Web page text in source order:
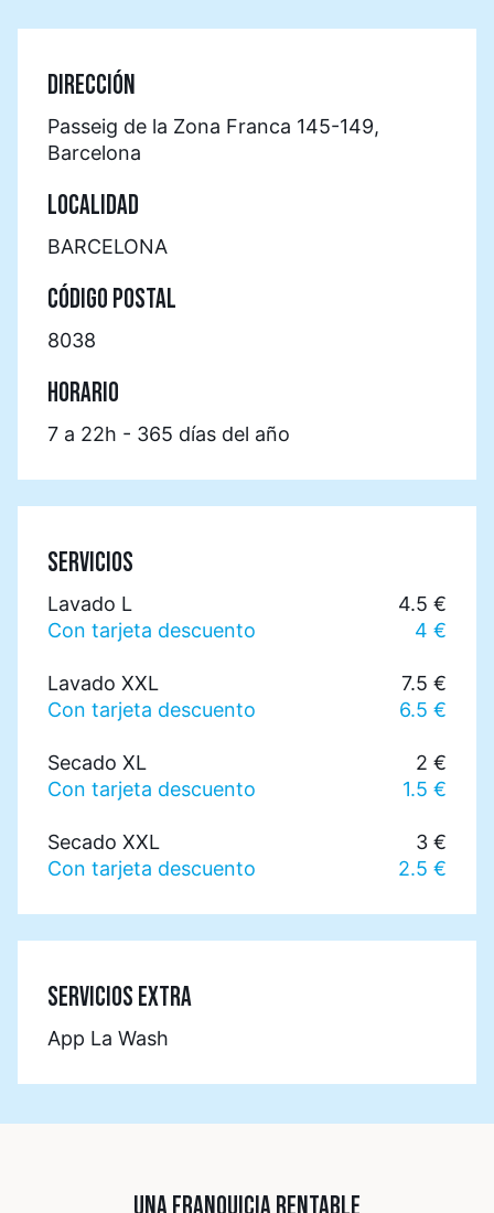
DIRECCIÓN
Passeig de la Zona Franca 145-149,
Barcelona
LOCALIDAD
BARCELONA
CÓDIGO POSTAL
8038
HORARIO
7 a 22h - 365 días del año
SERVICIOS
Lavado L
4.5 €
Con tarjeta descuento
4 €
Lavado XXL
7.5 €
Con tarjeta descuento
6.5 €
Secado XL
2 €
Con tarjeta descuento
1.5 €
Secado XXL
3 €
Con tarjeta descuento
2.5 €
SERVICIOS EXTRA
App La Wash
UNA FRANQUICIA RENTABLE